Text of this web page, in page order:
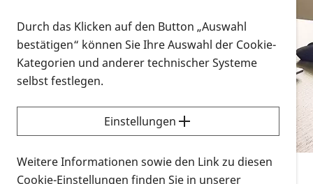
Vorlesen
Alle Infomaterialien in verschiedenen
Formaten an einem Ort
Sie möchten wissen, wie Sie nach Infonmaterial
suchen und dieses bestellen bzw. herunterladen
können? Schauen Sie sich dieErklärvideos zum
Thema Infomaterial auf der PRO RETINA-Website
für blinde und sehbehinderte Menschen an.
Durch das Klicken auf den Button „Auswahl
bestätigen“ können Sie Ihre Auswahl der Cookie-
Kategorien und anderer technischer Systeme
selbst festlegen.
Einstellungen
Weitere Informationen sowie den Link zu diesen
Cookie-Einstellungen finden Sie in unserer